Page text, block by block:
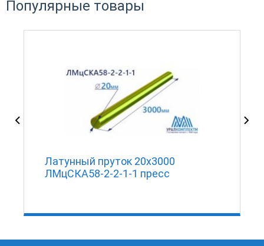
Популярные товары
Латунный пруток 20х3000
ЛМцСКА58-2-2-1-1 пресс